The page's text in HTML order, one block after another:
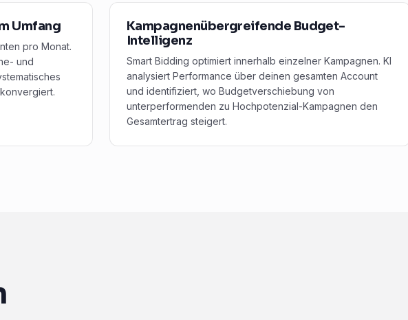
Umfang
pro Monat.
und
Kampagnenübergreifende Budget-
Intelligenz
Smart Bidding optimiert innerhalb einzelner Kampagnen. KI
analysiert Performance über deinen gesamten Account
und identifiziert, wo Budgetverschiebung von
unterperformenden zu Hochpotenzial-Kampagnen den
Gesamtertrag steigert.